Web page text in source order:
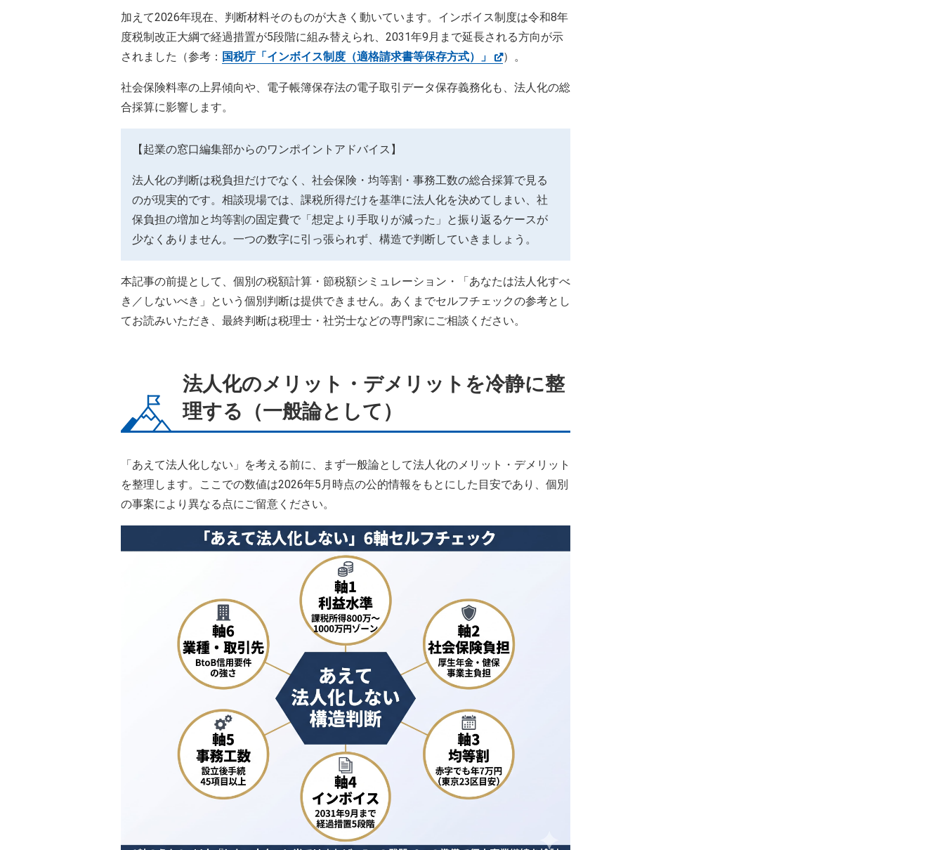
加えて2026年現在、判断材料そのものが大きく動いています。インボイス制度は令和8年
度税制改正大綱で経過措置が5段階に組み替えられ、2031年9月まで延長される方向が示
されました（参考： 国税庁「インボイス制度（適格請求書等保存方式）」 ）。
社会保険料率の上昇傾向や、電子帳簿保存法の電子取引データ保存義務化も、法人化の総
合採算に影響します。
【起業の窓口編集部からのワンポイントアドバイス】
法人化の判断は税負担だけでなく、社会保険・均等割・事務工数の総合採算で見る
のが現実的です。相談現場では、課税所得だけを基準に法人化を決めてしまい、社
保負担の増加と均等割の固定費で「想定より手取りが減った」と振り返るケースが
少なくありません。一つの数字に引っ張られず、構造で判断していきましょう。
本記事の前提として、個別の税額計算・節税額シミュレーション・「あなたは法人化すべ
き／しないべき」という個別判断は提供できません。あくまでセルフチェックの参考とし
てお読みいただき、最終判断は税理士・社労士などの専門家にご相談ください。
法人化のメリット・デメリットを冷静に整
理する（一般論として）
「あえて法人化しない」を考える前に、まず一般論として法人化のメリット・デメリット
を整理します。ここでの数値は2026年5月時点の公的情報をもとにした目安であり、個別
の事案により異なる点にご留意ください。